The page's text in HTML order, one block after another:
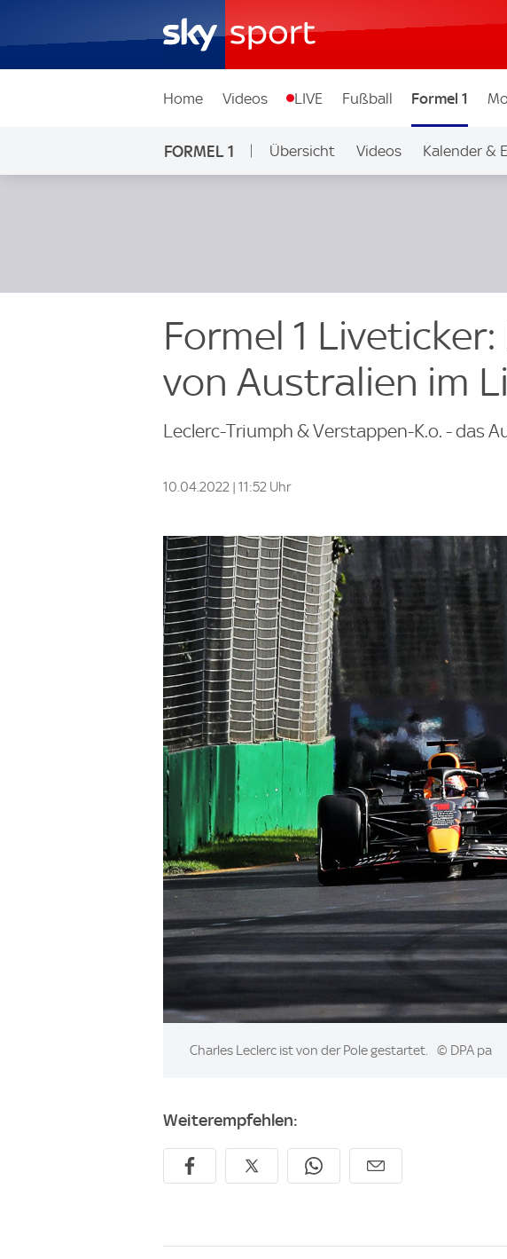
Home Videos LIVE Fußball Formel 1
FORMEL 1 Übersicht Videos Kalender &
Formel 1
von Australien im
Leclerc-Triumph & Verstappen-K.o. - das
10.04.2022 | 11:52 Uhr
Image:
Charles Leclerc ist von der Pole gestartet. © DPA pa
Weiterempfehlen: